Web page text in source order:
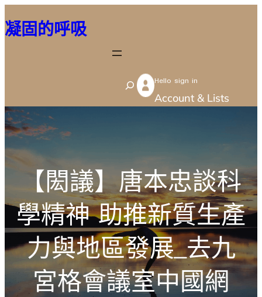
至
容
凝固的呼吸
S
e
h
Hello sign in
Account & Lists
【閎議】唐本忠談科
學精神 助推新質生產
力與地區發展_去九
宮格會議室中國網